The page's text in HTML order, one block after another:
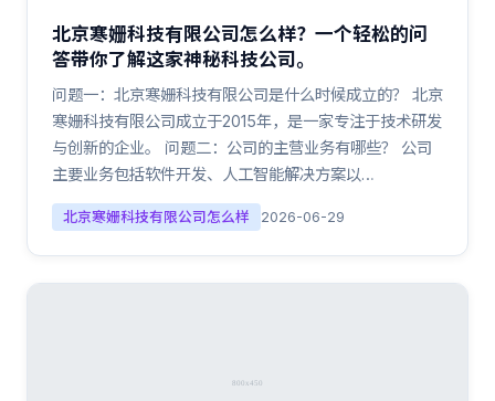
北京寒姗科技有限公司怎么样？一个轻松的问
答带你了解这家神秘科技公司。
问题一：北京寒姗科技有限公司是什么时候成立的？ 北京
寒姗科技有限公司成立于2015年，是一家专注于技术研发
与创新的企业。 问题二：公司的主营业务有哪些？ 公司
主要业务包括软件开发、人工智能解决方案以…
北京寒姗科技有限公司怎么样 2026-06-29